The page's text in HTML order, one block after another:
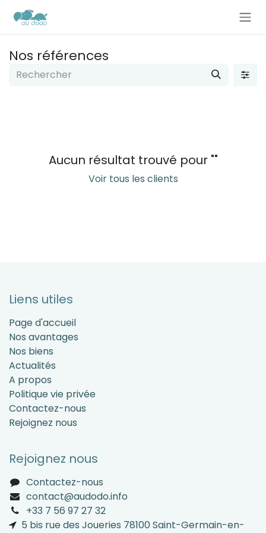
Se rendre au contenu
Nos références
Aucun résultat trouvé pour ""
Voir tous les clients
Liens utiles
Page d'accueil
Nos avantages
Nos biens
Actualités
A propos
Politique vie privée
Contactez-nous
Rejoignez nous
Rejoignez nous
Contactez-nous
contact@audodo.info
+33 7 56 97 27 32
5 bis rue des Joueries 78100 Saint-Germain-en-